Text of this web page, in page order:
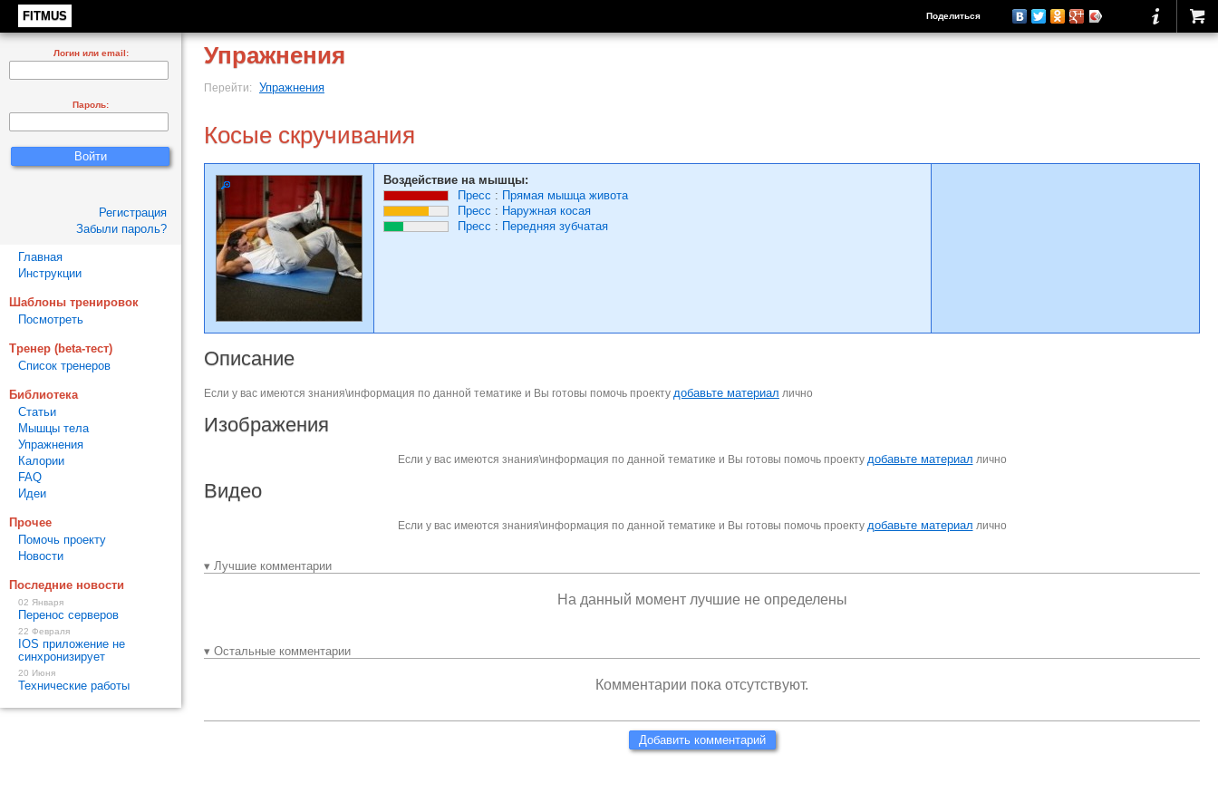
FITMUS Поделиться
Упражнения
Перейти: Упражнения
Косые скручивания
Воздействие на мышцы:
Пресс : Прямая мышца живота
Пресс : Наружная косая
Пресс : Передняя зубчатая
Описание
Если у вас имеются знания\информация по данной тематике и Вы готовы помочь проекту добавьте материал лично
Изображения
Если у вас имеются знания\информация по данной тематике и Вы готовы помочь проекту добавьте материал лично
Видео
Если у вас имеются знания\информация по данной тематике и Вы готовы помочь проекту добавьте материал лично
▾ Лучшие комментарии
На данный момент лучшие не определены
▾ Остальные комментарии
Комментарии пока отсутствуют.
Добавить комментарий
Логин или email:
Пароль:
Регистрация
Забыли пароль?
Главная
Инструкции
Шаблоны тренировок
Посмотреть
Тренер (beta-тест)
Список тренеров
Библиотека
Статьи
Мышцы тела
Упражнения
Калории
FAQ
Идеи
Прочее
Помочь проекту
Новости
Последние новости
02 Января
Перенос серверов
22 Февраля
IOS приложение не
синхронизирует
20 Июня
Технические работы